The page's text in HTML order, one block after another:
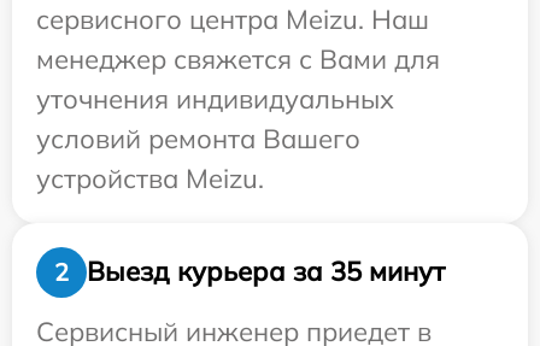
сервисного центра Meizu. Наш
менеджер свяжется с Вами для
уточнения индивидуальных
условий ремонта Вашего
устройства Meizu.
2
Выезд курьера за 35 минут
Сервисный инженер приедет в